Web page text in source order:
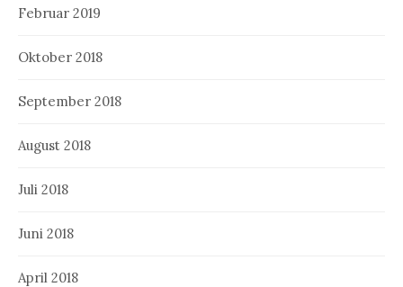
Februar 2019
Oktober 2018
September 2018
August 2018
Juli 2018
Juni 2018
April 2018